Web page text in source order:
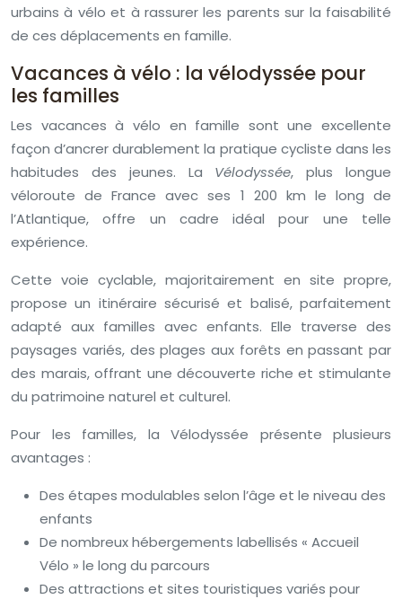
urbains à vélo et à rassurer les parents sur la faisabilité
de ces déplacements en famille.
Vacances à vélo : la vélodyssée pour
les familles
Les vacances à vélo en famille sont une excellente
façon d’ancrer durablement la pratique cycliste dans les
habitudes des jeunes. La Vélodyssée, plus longue
véloroute de France avec ses 1 200 km le long de
l’Atlantique, offre un cadre idéal pour une telle
expérience.
Cette voie cyclable, majoritairement en site propre,
propose un itinéraire sécurisé et balisé, parfaitement
adapté aux familles avec enfants. Elle traverse des
paysages variés, des plages aux forêts en passant par
des marais, offrant une découverte riche et stimulante
du patrimoine naturel et culturel.
Pour les familles, la Vélodyssée présente plusieurs
avantages :
Des étapes modulables selon l’âge et le niveau des
enfants
De nombreux hébergements labellisés « Accueil
Vélo » le long du parcours
Des attractions et sites touristiques variés pour